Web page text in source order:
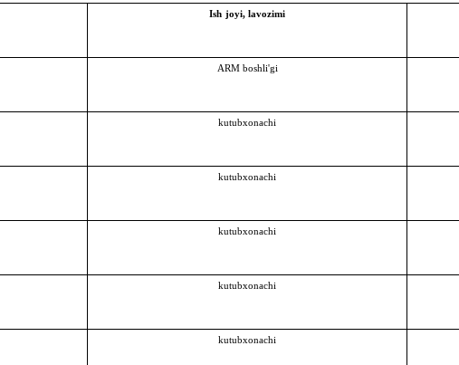
Ish joyi, lavozimi
ARM boshli'gi
kutubxonachi
kutubxonachi
kutubxonachi
kutubxonachi
kutubxonachi